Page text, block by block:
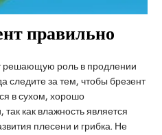
правильно
решающую роль в продлении
следите за тем, чтобы брезент
в сухом, хорошо
как влажность является
плесени и грибка. Не